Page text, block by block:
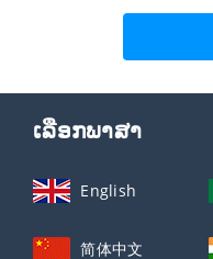
ເລືອກພາສາ
English
简体中文